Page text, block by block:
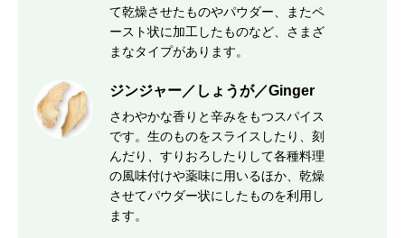
て乾燥させたものやパウダー、またペ
ースト状に加工したものなど、さまざ
まなタイプがあります。
ジンジャー／しょうが／Ginger
さわやかな香りと辛みをもつスパイス
です。生のものをスライスしたり、刻
んだり、すりおろしたりして各種料理
の風味付けや薬味に用いるほか、乾燥
させてパウダー状にしたものを利用し
ます。